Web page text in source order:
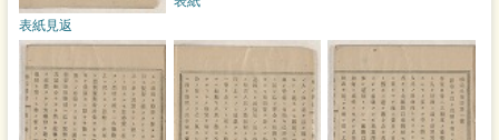
表紙見返